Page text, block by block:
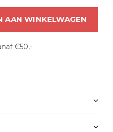
AAN WINKELWAGEN
€50,-